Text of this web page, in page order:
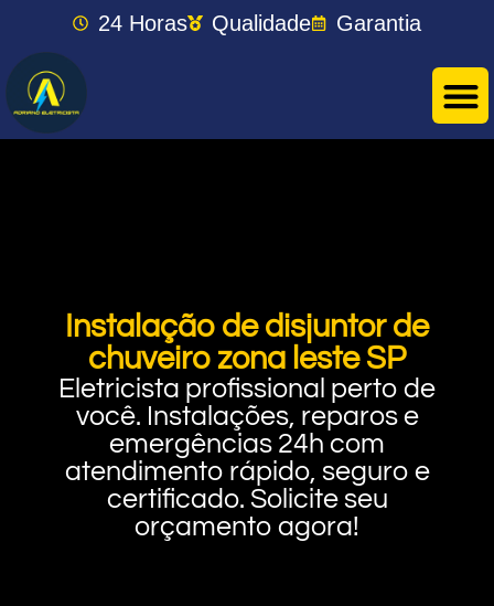
24 Horas Qualidade Garantia
Instalação de disjuntor de
chuveiro zona leste SP
Eletricista profissional perto de
você. Instalações, reparos e
emergências 24h com
atendimento rápido, seguro e
certificado. Solicite seu
orçamento agora!